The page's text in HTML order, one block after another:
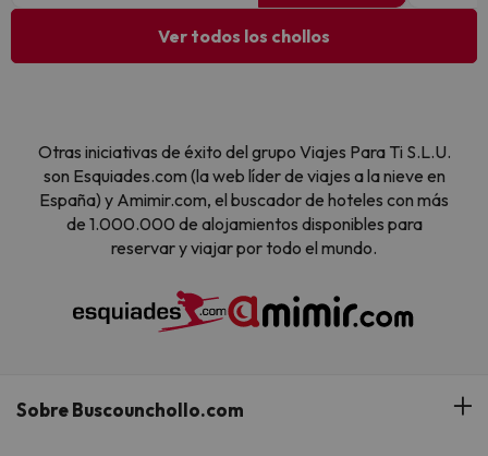
Ver todos los chollos
Otras iniciativas de éxito del grupo Viajes Para Ti S.L.U.
son Esquiades.com (la web líder de viajes a la nieve en
España) y Amimir.com, el buscador de hoteles con más
de 1.000.000 de alojamientos disponibles para
reservar y viajar por todo el mundo.
Sobre Buscounchollo.com